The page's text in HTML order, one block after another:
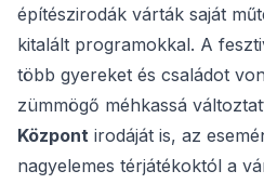
építészirodák várták saját
kitalált programokkal. A
több gyereket és családot
zümmögő méhkassá
Központ irodáját is, az
nagyelemes térjátékoktól a